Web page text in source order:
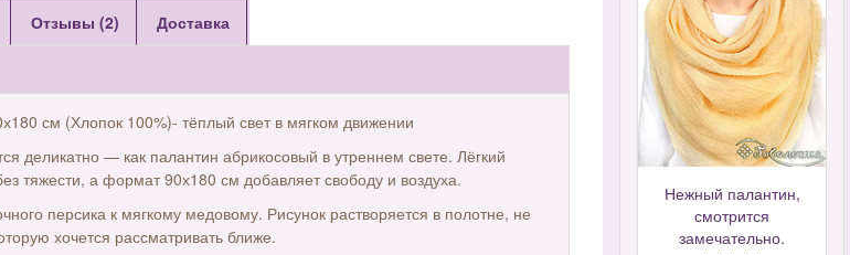
Отзывы (2) Доставка
см (Хлопок 100%)- тёплый свет в мягком движении
деликатно — как палантин абрикосовый в утреннем свете. Лёгкий
тяжести, а формат 90х180 см добавляет свободу и воздуха.
персика к мягкому медовому. Рисунок растворяется в полотне, не
хочется рассматривать ближе.
Нежный палантин,
смотрится
замечательно.